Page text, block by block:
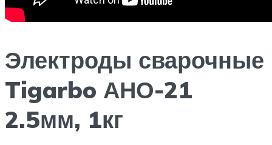
Электроды сварочные
Tigarbo АНО-21
2.5мм, 1кг